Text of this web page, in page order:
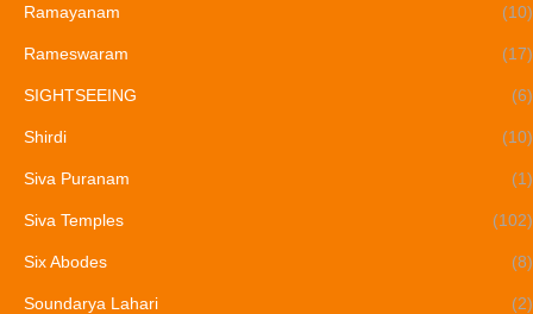
Ramayanam (10)
Rameswaram (17)
SIGHTSEEING (6)
Shirdi (10)
Siva Puranam (1)
Siva Temples (102)
Six Abodes (8)
Soundarya Lahari (2)